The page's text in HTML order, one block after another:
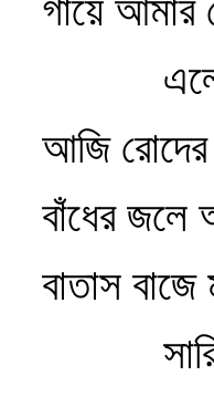
গায়ে আমার
আজি রোদের
বাঁধের
বাতাস বাজে